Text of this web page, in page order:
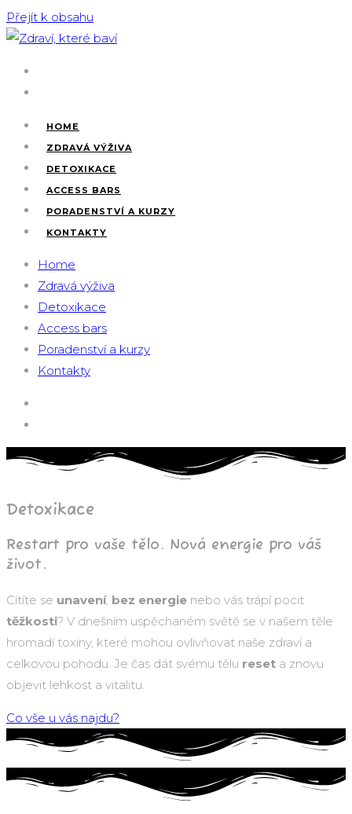
Přejít k obsahu
HOME
ZDRAVÁ VÝŽIVA
DETOXIKACE
ACCESS BARS
PORADENSTVÍ A KURZY
KONTAKTY
Home
Zdravá výživa
Detoxikace
Access bars
Poradenství a kurzy
Kontakty
Detoxikace
Restart pro vaše tělo. Nová energie pro váš
život.
Cítíte se unavení, bez energie nebo vás trápí pocit
těžkosti? V dnešním uspěchaném světě se v našem těle
hromadí toxiny, které mohou ovlivňovat naše zdraví a
celkovou pohodu. Je čas dát svému tělu reset a znovu
objevit lehkost a vitalitu.
Co vše u vás najdu?